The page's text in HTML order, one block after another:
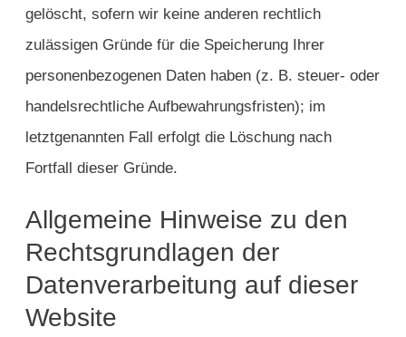
gelöscht, sofern wir keine anderen rechtlich
zulässigen Gründe für die Speicherung Ihrer
personenbezogenen Daten haben (z. B. steuer- oder
handelsrechtliche Aufbewahrungsfristen); im
letztgenannten Fall erfolgt die Löschung nach
Fortfall dieser Gründe.
Allgemeine Hinweise zu den
Rechtsgrundlagen der
Datenverarbeitung auf dieser
Website